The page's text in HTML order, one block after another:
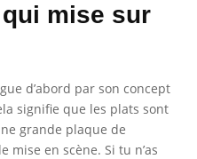
mise sur
d’abord par son concept
signifie que les plats sont
grande plaque de
mise en scène. Si tu n’as